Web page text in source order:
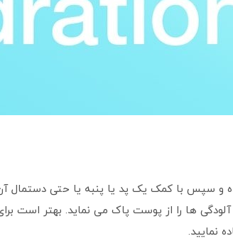
و سپس با کمک یک پد یا پنبه یا حتی
آلودگی ها را از پوست پاک می نماید. بهتر
نمایید.